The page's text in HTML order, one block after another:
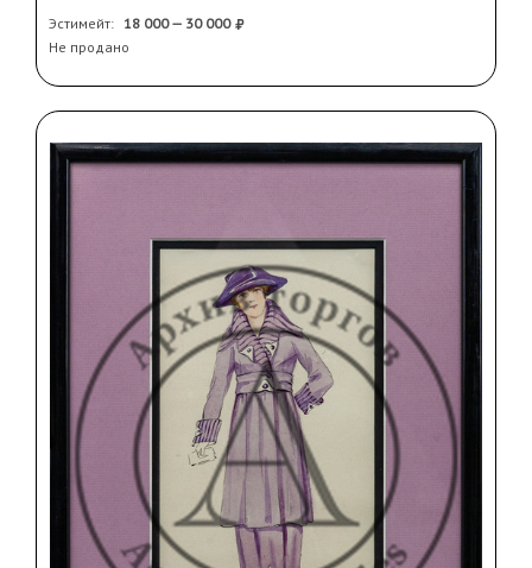
Эстимейт: 18 000 — 30 000
Не продано